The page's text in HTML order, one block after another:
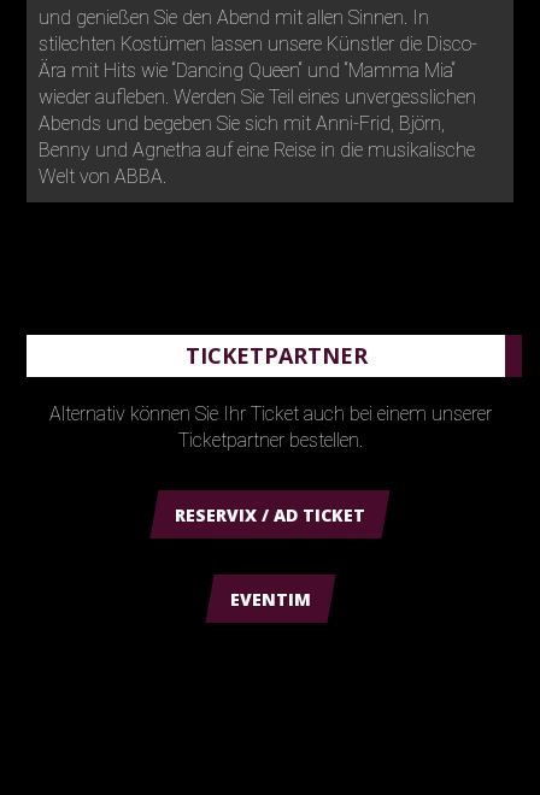
und genießen Sie den Abend mit allen Sinnen. In
stilechten Kostümen lassen unsere Künstler die Disco-
Ära mit Hits wie “Dancing Queen“ und “Mamma Mia“
wieder aufleben. Werden Sie Teil eines unvergesslichen
Abends und begeben Sie sich mit Anni-Frid, Björn,
Benny und Agnetha auf eine Reise in die musikalische
Welt von ABBA.
TICKETPARTNER
Alternativ können Sie Ihr Ticket auch bei einem unserer
Ticketpartner bestellen.
RESERVIX / AD TICKET
EVENTIM